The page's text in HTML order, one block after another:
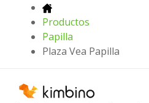
Productos
Papilla
Plaza Vea Papilla